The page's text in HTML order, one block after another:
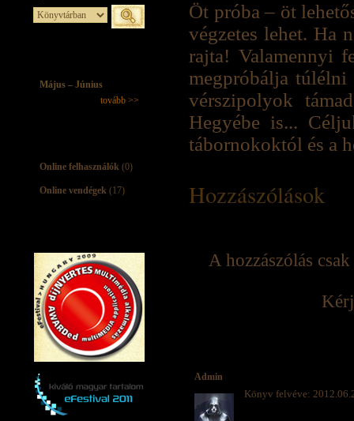
Május – Június
tovább >>
Online felhasználók (0)
Online vendégek (17)
Öt próba – öt
végzetes lehet. Ha
rajta! Valamennyi
megpróbálja
vérszipolyok
Hegyébe is...
tábornokoktól és a
Hozzászólások
A hozzászólás
Admin
Könyv felvéve: